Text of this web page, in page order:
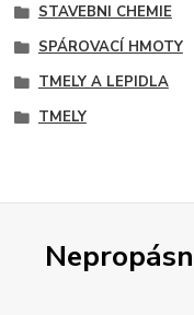
STAVEBNI CHEMIE
SPÁROVACÍ HMOTY
TMELY A LEPIDLA
TMELY